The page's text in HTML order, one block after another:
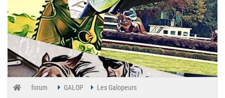
forum GALOP Les Galopeurs